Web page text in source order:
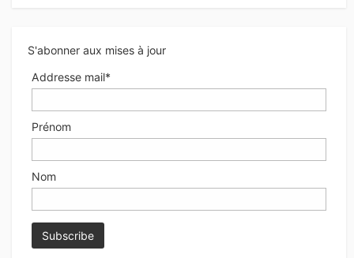
S'abonner aux mises à jour
Addresse mail*
Prénom
Nom